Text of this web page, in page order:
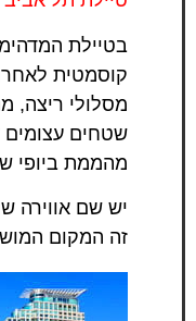
בטיילת
קוסמטית
מסלולי ריצה,
שטחים עצומים
מהממת ביופי
יש שם אווירה
זה המקום